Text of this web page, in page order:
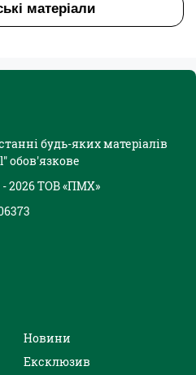
матеріали
будь-яких матеріалів
обов'язкове
- 2026 ТОВ «ПМХ»
Новини
Ексклюзив